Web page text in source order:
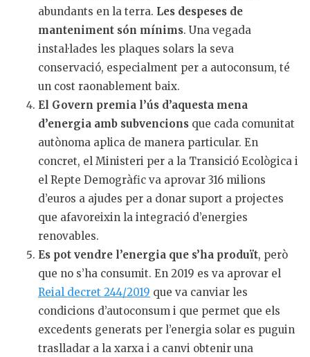
abundants en la terra. Les despeses de
manteniment són mínims. Una vegada
instal·lades les plaques solars la seva
conservació, especialment per a autoconsum, té
un cost raonablement baix.
El Govern premia l’ús d’aquesta mena
d’energia amb subvencions que cada comunitat
autònoma aplica de manera particular. En
concret, el Ministeri per a la Transició Ecològica i
el Repte Demogràfic va aprovar 316 milions
d’euros a ajudes per a donar suport a projectes
que afavoreixin la integració d’energies
renovables.
Es pot vendre l’energia que s’ha produït, però
que no s’ha consumit. En 2019 es va aprovar el
Reial decret 244/2019 que va canviar les
condicions d’autoconsum i que permet que els
excedents generats per l’energia solar es puguin
traslladar a la xarxa i a canvi obtenir una